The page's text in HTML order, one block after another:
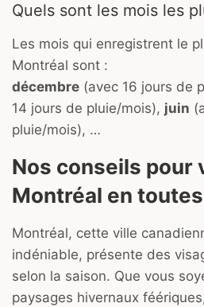
Quels sont les mois les
Les mois qui enregistrent le
Montréal sont :
décembre (avec 16 jours de
14 jours de pluie/mois), juin
pluie/mois), …
Nos conseils pour
Montréal en
Montréal, cette ville
indéniable, présente des
selon la saison. Que vous
paysages hivernaux